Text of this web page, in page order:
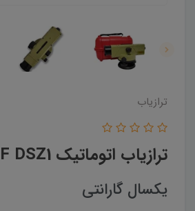
ترازیاب
ترازیاب اتوماتیک FOIF DSZ1
یکسال گارانتی